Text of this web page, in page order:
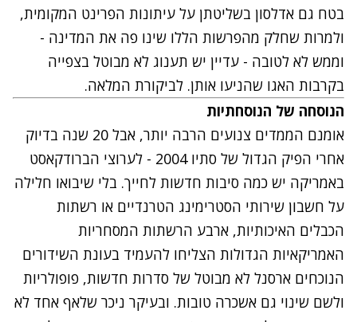
בטח גם אדלסון בשליטתן על עיתונות הפרינט המקומית,
ולמרות שחלק מהפרשות הללו שינו פה את המדינה -
וממש לא לטובה - עדיין יש תענוג לא מבוטל בצפייה
בקרבות האגו שהניעו אותן. לביקורת המלאה.
הנוסחה של הנוסחתיות
אומנם הממדים צנועים הרבה יותר, אבל 20 שנה בדיוק
אחרי הפיק הגדול של סתיו 2004 -
לערוצי הברודקאסט
באמריקה יש כמה סיבות חדשות לחייך. בלי שיבואו חלילה
על חשבון שירותי הסטרימינג הטרנדיים או רשתות
הכבלים האיכותיות, ארבע הרשתות המסחריות
האמריקאיות הגדולות הצליחו להעמיד בעונת השידורים
הנוכחים ארסנל לא מבוטל של סדרות חדשות, פופולריות
ולשם שינוי גם אשכרה טובות. ובעיקר ניכר שלאף אחד לא